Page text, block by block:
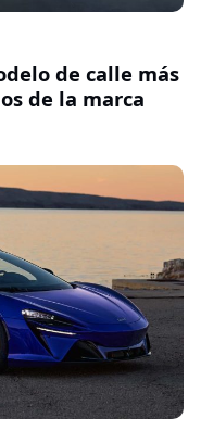
de calle más
de la marca